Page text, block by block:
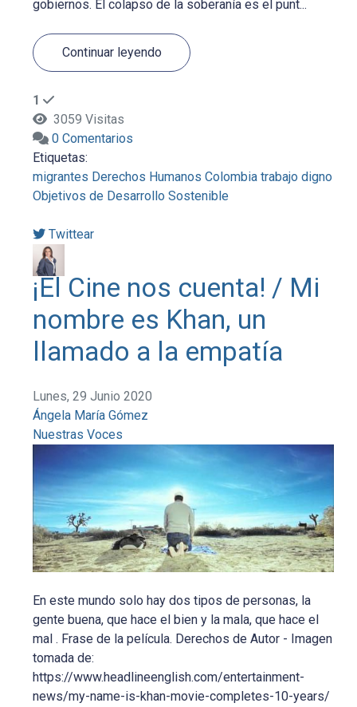
gobiernos. El colapso de la soberanía es el punt...
Continuar leyendo
1
3059 Visitas
0 Comentarios
Etiquetas:
migrantes Derechos Humanos Colombia trabajo digno
Objetivos de Desarrollo Sostenible
Twittear
¡El Cine nos cuenta! / Mi
nombre es Khan, un
llamado a la empatía
Lunes, 29 Junio 2020
Ángela María Gómez
Nuestras Voces
En este mundo solo hay dos tipos de personas, la
gente buena, que hace el bien y la mala, que hace el
mal . Frase de la película. Derechos de Autor - Imagen
tomada de:
https://www.headlineenglish.com/entertainment-
news/my-name-is-khan-movie-completes-10-years/